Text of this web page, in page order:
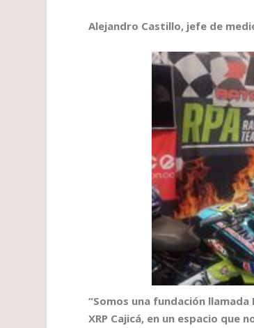
Alejandro Castillo, jefe de
“Somos una fundación
XRP Cajicá, en un espacio